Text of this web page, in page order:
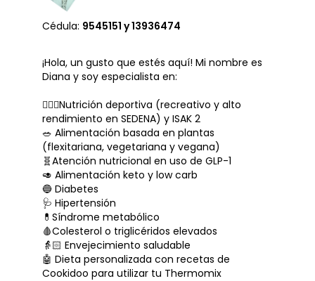
Cédula: 9545151 y 13936474
¡Hola, un gusto que estés aquí! Mi nombre es
Diana y soy especialista en:
🏃🏻‍♀️Nutrición deportiva (recreativo y alto
rendimiento en SEDENA) y ISAK 2
🥗 Alimentación basada en plantas
(flexitariana, vegetariana y vegana)
🧬Atención nutricional en uso de GLP-1
🥑 Alimentación keto y low carb
🔵 Diabetes
🩺 Hipertensión
💊Síndrome metabólico
🩸Colesterol o triglicéridos elevados
👵🏻 Envejecimiento saludable
🤖 Dieta personalizada con recetas de
Cookidoo para utilizar tu Thermomix